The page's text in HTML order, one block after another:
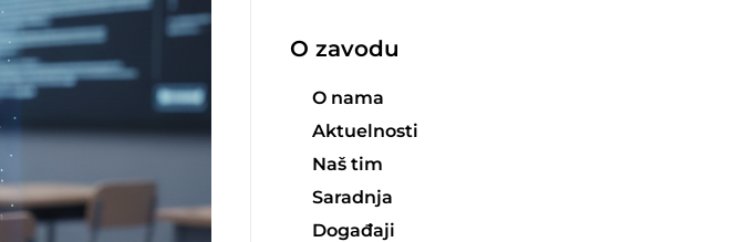
O zavodu
O nama
Aktuelnosti
Naš tim
Saradnja
Događaji